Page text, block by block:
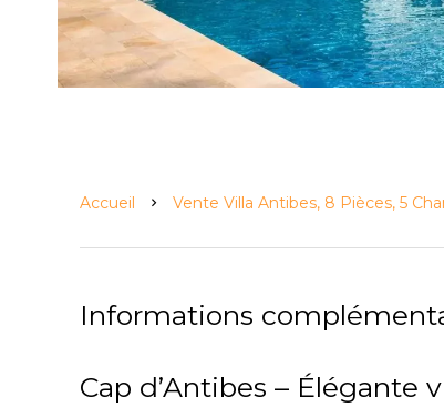
Accueil Vente Villa Antibes, 8 Pièces, 5
Informations
Cap d’Antibes – Élégante